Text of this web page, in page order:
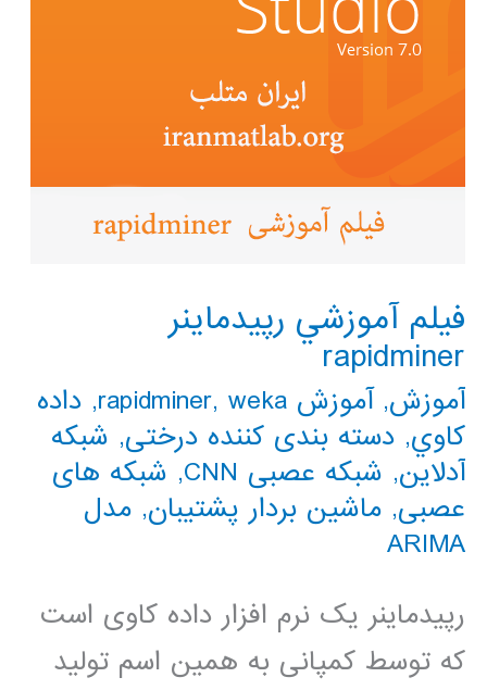
فيلم آموزشي رپيدماينر
rapidminer
آموزش,آموزش rapidminer , weka
, داده
كاوي, دسته بندی کننده درختی, شبکه
آدلاین, شبکه عصبی CNN , شبکه های
عصبی, ماشین بردار پشتیبان, مدل
ARIMA
رپیدماینر یک نرم افزار داده کاوی است
که توسط کمپانی به همین اسم تولید